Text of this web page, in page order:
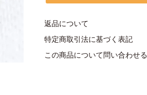
返品について
特定商取引法に基づく表記
この商品について問い合わせる